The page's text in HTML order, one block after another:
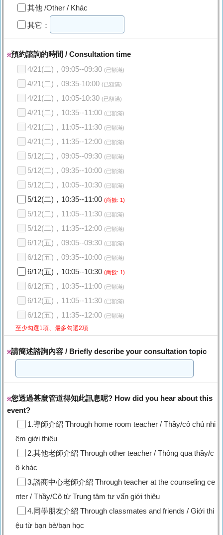
其他 /Other / Khác
其它：
※預約諮詢的時間 / Consultation time
4/21(二)，09:05--09:30 (已額滿)
4/21(二)，09:35-10:00 (已額滿)
4/21(二)，10:05-10:30 (已額滿)
4/21(二)，10:35--11:00 (已額滿)
4/21(二)，11:05--11:30 (已額滿)
4/21(二)，11:35--12:00 (已額滿)
5/12(二)，09:05--09:30 (已額滿)
5/12(二)，09:35--10:00 (已額滿)
5/12(二)，10:05--10:30 (已額滿)
5/12(二)，10:35--11:00 (尚餘: 1)
5/12(二)，11:05--11:30 (已額滿)
5/12(二)，11:35--12:00 (已額滿)
6/12(五)，09:05--09:30 (已額滿)
6/12(五)，09:35--10:00 (已額滿)
6/12(五)，10:05--10:30 (尚餘: 1)
6/12(五)，10:35--11:00 (已額滿)
6/12(五)，11:05--11:30 (已額滿)
6/12(五)，11:35--12:00 (已額滿)
至少勾選1項、最多勾選2項
※請簡述諮詢內容 / Briefly describe your consultation topic
※您透過甚麼管道得知此訊息呢? How did you hear about this
event?
1.導師介紹 Through home room teacher / Thầy/cô chủ nhi
ệm giới thiệu
2.其他老師介紹 Through other teacher / Thông qua thầy/c
ô khác
3.諮商中心老師介紹 Through teacher at the counseling ce
nter / Thầy/Cô từ Trung tâm tư vấn giới thiệu
4.同學朋友介紹 Through classmates and friends / Giới thi
ệu từ bạn bè/bạn học